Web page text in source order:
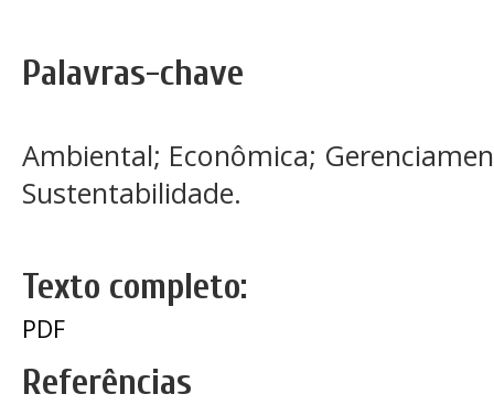
Palavras-chave
Ambiental; Econômica;
Sustentabilidade.
Texto completo:
PDF
Referências